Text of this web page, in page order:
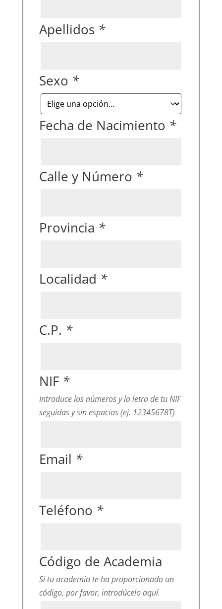
Apellidos *
Sexo *
Fecha de Nacimiento *
Calle y Número *
Provincia *
Localidad *
C.P. *
NIF *
Introduce los números y la letra de tu NIF
seguidas y sin espacios (ej. 12345678T)
Email *
Teléfono *
Código de Academia
Si tu academia te ha proporcionado un
código, por favor, introdúcelo aquí.